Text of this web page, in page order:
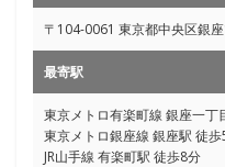
〒104-0061 東京都中央区銀
最寄駅
東京メトロ有楽町線 銀座一丁
東京メトロ銀座線 銀座駅 徒
JR山手線 有楽町駅 徒歩8分